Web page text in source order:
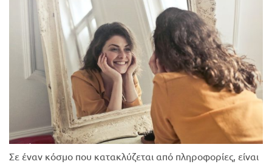
Σε έναν κόσμο που κατακλύζεται από πληροφορίες, είναι